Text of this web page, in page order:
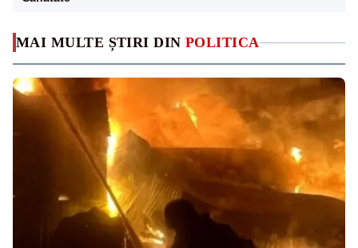
MAI MULTE ȘTIRI DIN POLITICA